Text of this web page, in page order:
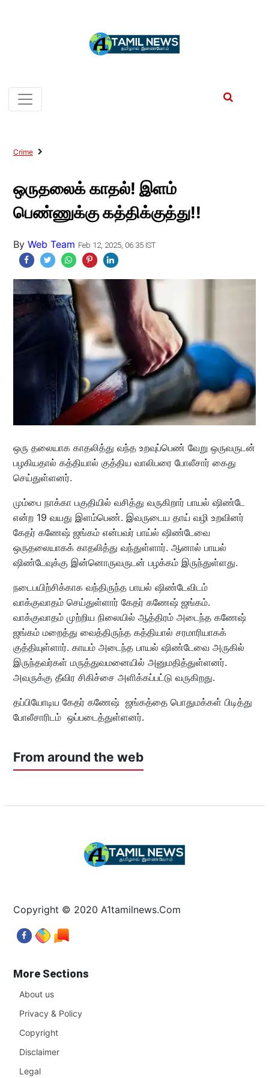
Crime
ஒருதலைக் காதல்! இளம்
பெண்ணுக்கு கத்திக்குத்து!!
By Web Team Feb 12, 2025, 06:35 IST
ஒரு தலையாக காதலித்து வந்த உறவுப்பெண் வேறு ஒருவருடன்
பழகியதால் கத்தியால் குத்திய வாலிபரை போலீசார் கைது
செய்துள்ளனர்.
மும்பை நாக்கா பகுதியில் வசித்து வருகிறார் பாயல் ஷிண்டே
என்ற 19 வயது இளம்பெண். இவருடைய தாய் வழி உறவினர்
கேதர் கணேஷ் ஜங்கம் என்பவர் பாய்ல் ஷிண்டேவை
ஒருதலையாகக் காதலித்து வந்துள்ளார். ஆனால் பாயல்
ஷிண்டேவுக்கு இன்னொருவருடன் பழக்கம் இருந்துள்ளது.
நடைபயிற்சிக்காக வந்திருந்த பாயல் ஷிண்டேவிடம்
வாக்குவாதம் செய்துள்ளார் கேதர் கணேஷ் ஜங்கம்.
வாக்குவாதம் முற்றிய நிலையில் ஆத்திரம் அடைந்த கணேஷ்
ஜங்கம் மறைத்து வைத்திருந்த கத்தியால் சரமாரியாகக்
குத்தியுள்ளார். காயம் அடைந்த பாயல் ஷிண்டேவை அருகில்
இருந்தவர்கள் மருத்துவமனையில் அனுமதித்துள்ளனர்.
அவருக்கு தீவிர சிகிச்சை அளிக்கப்பட்டு வருகிறது.
தப்பியோடிய கேதர் கணேஷ் ஜங்கத்தை பொதுமக்கள் பிடித்து
போலீசாரிடம் ஒப்படைத்துள்ளனர்.
From around the web
Copyright © 2020 A1tamilnews.Com
More Sections
About us
Privacy & Policy
Copyright
Disclaimer
Legal